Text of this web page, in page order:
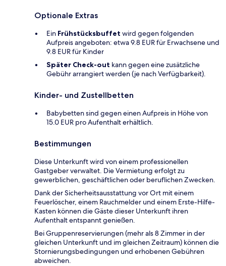
Optionale Extras
Ein Frühstücksbuffet wird gegen folgenden
Aufpreis angeboten: etwa 9.8 EUR für Erwachsene und
9.8 EUR für Kinder
Später Check-out kann gegen eine zusätzliche
Gebühr arrangiert werden (je nach Verfügbarkeit).
Kinder- und Zustellbetten
Babybetten sind gegen einen Aufpreis in Höhe von
15.0 EUR pro Aufenthalt erhältlich.
Bestimmungen
Diese Unterkunft wird von einem professionellen
Gastgeber verwaltet. Die Vermietung erfolgt zu
gewerblichen, geschäftlichen oder beruflichen Zwecken.
Dank der Sicherheitsausstattung vor Ort mit einem
Feuerlöscher, einem Rauchmelder und einem Erste-Hilfe-
Kasten können die Gäste dieser Unterkunft ihren
Aufenthalt entspannt genießen.
Bei Gruppenreservierungen (mehr als 8 Zimmer in der
gleichen Unterkunft und im gleichen Zeitraum) können die
Stornierungsbedingungen und erhobenen Gebühren
abweichen.